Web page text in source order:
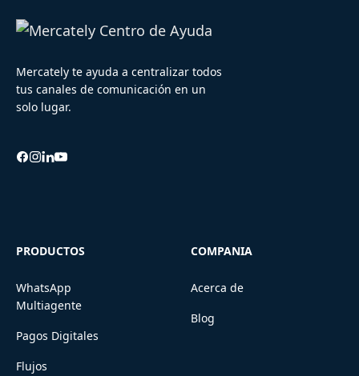
Mercately te ayuda a centralizar todos
tus canales de comunicación en un
solo lugar.
PRODUCTOS
WhatsApp
Multiagente
Pagos Digitales
Flujos
COMPANIA
Acerca de
Blog